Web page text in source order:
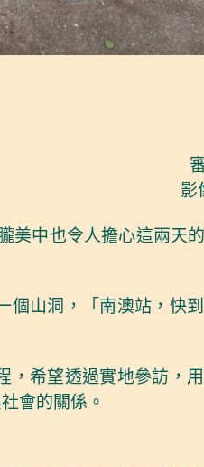
影
美中也令人擔心這兩天
山洞，「南澳站，快
希望透過實地參訪，
會的關係。